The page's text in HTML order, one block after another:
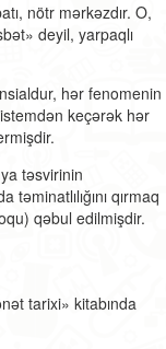
nötr mərkəzdır. O,
deyil, yarpaqlı
hər fenomenin
keçərək hər
təsvirinin
qırmaq
qəbul edilmişdir.
tarixi» kitabında